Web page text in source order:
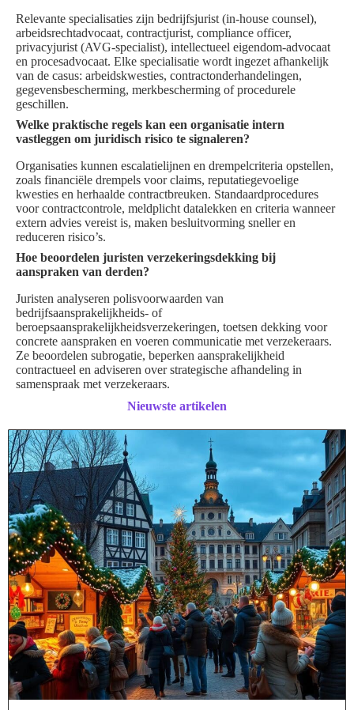
Relevante specialisaties zijn bedrijfsjurist (in‑house counsel),
arbeidsrechtadvocaat, contractjurist, compliance officer,
privacyjurist (AVG‑specialist), intellectueel eigendom‑advocaat
en procesadvocaat. Elke specialisatie wordt ingezet afhankelijk
van de casus: arbeidskwesties, contractonderhandelingen,
gegevensbescherming, merkbescherming of procedurele
geschillen.
Welke praktische regels kan een organisatie intern
vastleggen om juridisch risico te signaleren?
Organisaties kunnen escalatielijnen en drempelcriteria opstellen,
zoals financiële drempels voor claims, reputatiegevoelige
kwesties en herhaalde contractbreuken. Standaardprocedures
voor contractcontrole, meldplicht datalekken en criteria wanneer
extern advies vereist is, maken besluitvorming sneller en
reduceren risico’s.
Hoe beoordelen juristen verzekeringsdekking bij
aanspraken van derden?
Juristen analyseren polisvoorwaarden van
bedrijfsaansprakelijkheids‑ of
beroepsaansprakelijkheidsverzekeringen, toetsen dekking voor
concrete aanspraken en voeren communicatie met verzekeraars.
Ze beoordelen subrogatie, beperken aansprakelijkheid
contractueel en adviseren over strategische afhandeling in
samenspraak met verzekeraars.
Nieuwste artikelen